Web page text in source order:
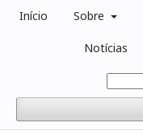
Início Sobre
Notícias